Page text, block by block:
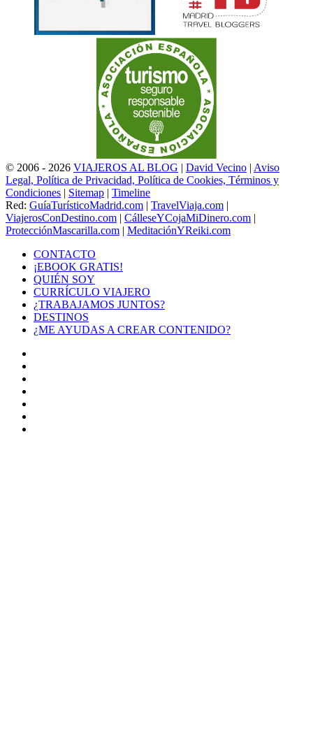
© 2006 - 2026 VIAJEROS AL BLOG | David Vecino | Aviso
Legal, Política de Privacidad, Política de Cookies, Términos y
Condiciones | Sitemap | Timeline
Red: GuíaTurísticoMadrid.com | TravelViaja.com |
ViajerosConDestino.com | CálleseYCojaMiDinero.com |
ProtecciónMascarilla.com | MeditaciónYReiki.com
CONTACTO
¡EBOOK GRATIS!
QUIÉN SOY
CURRÍCULO VIAJERO
¿TRABAJAMOS JUNTOS?
DESTINOS
¿ME AYUDAS A CREAR CONTENIDO?